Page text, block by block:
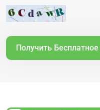
Получить